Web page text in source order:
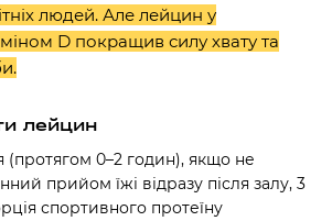
людей. Але лейцин у
D покращив силу хвату та
лейцин
(протягом 0–2 годин), якщо не
прийом їжі відразу після залу, 3
спортивного протеїну